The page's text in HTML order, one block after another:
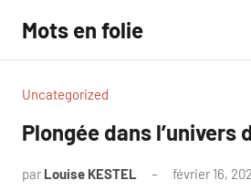
contenu
Mots en folie
Uncategorized
Plongée dans l’univers
par Louise KESTEL février 16,